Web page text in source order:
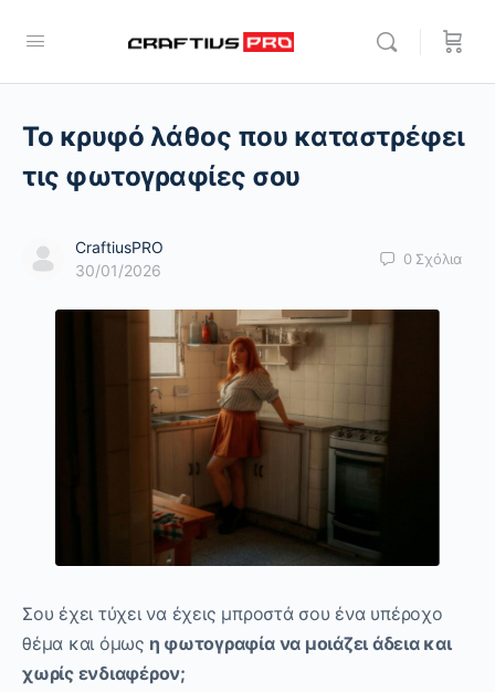
Το κρυφό λάθος που καταστρέφει
τις φωτογραφίες σου
CraftiusPRO
30/01/2026
0 Σχόλια
Σου έχει τύχει να έχεις μπροστά σου ένα υπέροχο
θέμα και όμως η φωτογραφία να μοιάζει άδεια και
χωρίς ενδιαφέρον;